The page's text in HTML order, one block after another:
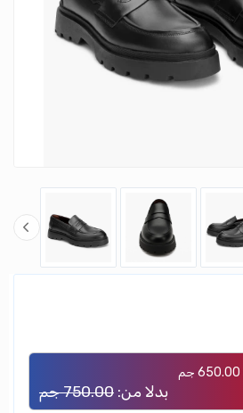
650.00 جم
بدلا من: 750.00 جم